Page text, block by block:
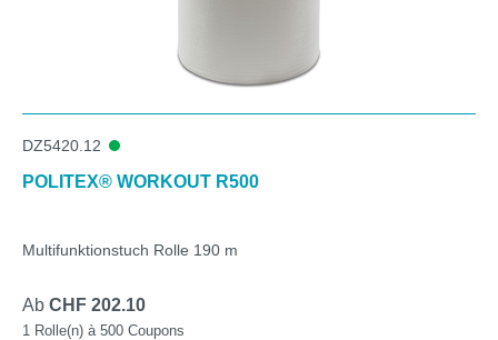
DZ5420.12
POLITEX® WORKOUT R500
Multifunktionstuch Rolle 190 m
Ab CHF 202.10
1 Rolle(n) à 500 Coupons